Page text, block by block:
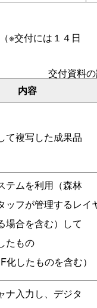
※交付には１４日
交付資料
内容
て複写した成果品
テムを利用（森林
ッフが管理するレイ
場合を含む）して
たもの
化したものを含む）
ナ入力し、デジタ